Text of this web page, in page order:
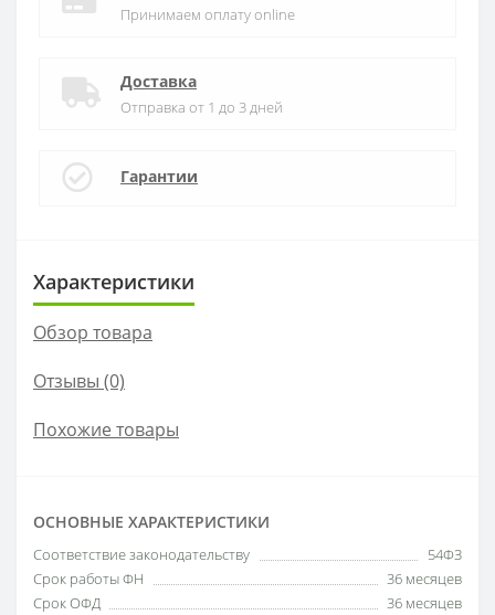
Принимаем оплату online
Доставка
Отправка от 1 до 3 дней
Гарантии
Характеристики
Обзор товара
Отзывы (0)
Похожие товары
ОСНОВНЫЕ ХАРАКТЕРИСТИКИ
Соответствие законодательству
54ФЗ
Срок работы ФН
36 месяцев
Срок ОФД
36 месяцев